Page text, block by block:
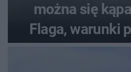
można się
Flaga, warunki